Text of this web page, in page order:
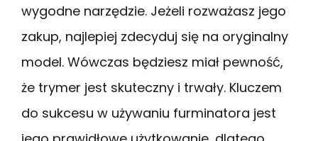
wygodne narzędzie. Jeżeli rozważasz jego
zakup, najlepiej zdecyduj się na oryginalny
model. Wówczas będziesz miał pewność,
że trymer jest skuteczny i trwały. Kluczem
do sukcesu w używaniu furminatora jest